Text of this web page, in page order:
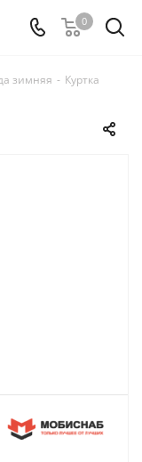
0
зимняя - Куртка